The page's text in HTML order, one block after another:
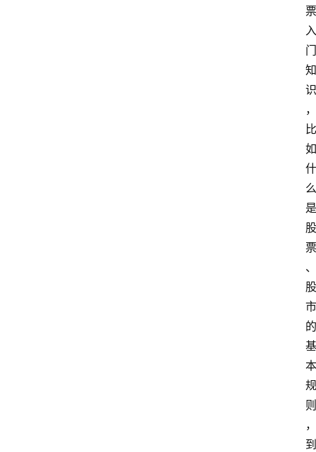
票
入
门
知
识
，
比
如
什
么
是
股
票
、
股
市
的
基
本
规
则
，
到